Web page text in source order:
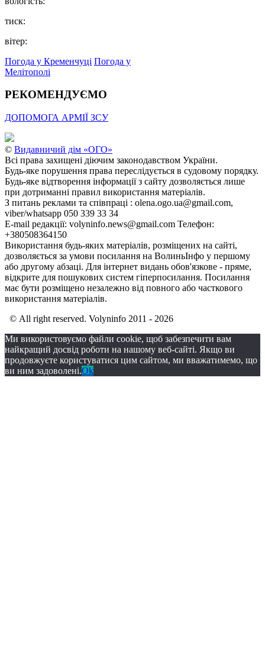
тиск:
вітер:
Погода у Кременчуці Погода у
Мелітополі
РЕКОМЕНДУЄМО
ДОПОМОГА АРМІЇ ЗСУ
© Видавничий дім «ОГО»
Всі права захищені діючим законодавством України.
Будь-яке порушення права переслідується в судовому порядку.
Будь-яке відтворення інформації з сайту дозволяється лише
при дотриманні правил використання матеріалів.
З питань реклами та співпраці : olena.ogo.ua@gmail.com,
viber/whatsapp 050 339 33 34
E-mail редакції: volyninfo.news@gmail.com Телефон:
+380508364150
Використання будь-яких матеріалів, розміщених на сайті,
дозволяється за умови посилання на ВолиньІнфо у першому
або другому абзаці. Для інтернет видань обов'язкове - пряме,
відкрите для пошукових систем гіперпосилання. Посилання
має бути розміщено незалежно від повного або часткового
використання матеріалів.
© All right reserved. Volyninfo 2011 - 2026
Ми використовуємо файли cookie, щоб забезпечити вам
найкращий досвід роботи на нашому веб-сайті. Якщо ви
продовжуєте користуватися цим сайтом, ми вважатимемо, що
ви ним задоволені.Ok